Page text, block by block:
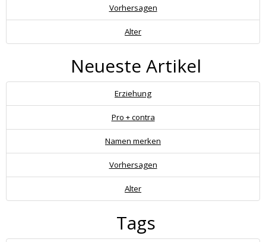
Vorhersagen
Alter
Neueste Artikel
Erziehung
Pro + contra
Namen merken
Vorhersagen
Alter
Tags